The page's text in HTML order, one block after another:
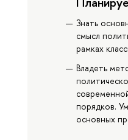
Знать
смысл
рамках
Владеть
порядков.
основных